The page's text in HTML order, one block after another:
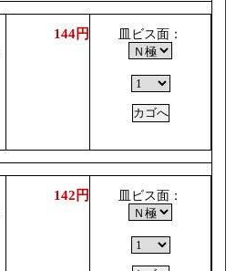
144円 皿ビス面：
142円 皿ビス面：